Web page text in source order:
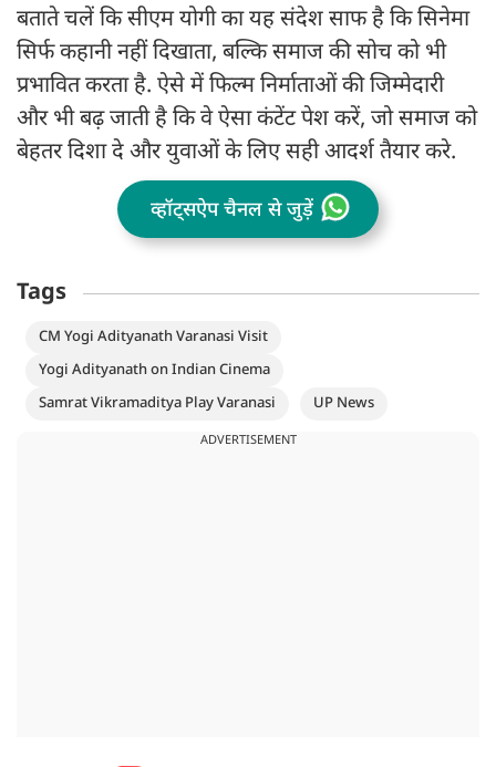
बताते चलें कि सीएम योगी का यह संदेश साफ है कि सिनेमा
सिर्फ कहानी नहीं दिखाता, बल्कि समाज की सोच को भी
प्रभावित करता है. ऐसे में फिल्म निर्माताओं की जिम्मेदारी
और भी बढ़ जाती है कि वे ऐसा कंटेंट पेश करें, जो समाज को
बेहतर दिशा दे और युवाओं के लिए सही आदर्श तैयार करे.
व्हॉट्सऐप चैनल से जुड़ें
Tags
CM Yogi Adityanath Varanasi Visit
Yogi Adityanath on Indian Cinema
Samrat Vikramaditya Play Varanasi
UP News
ADVERTISEMENT